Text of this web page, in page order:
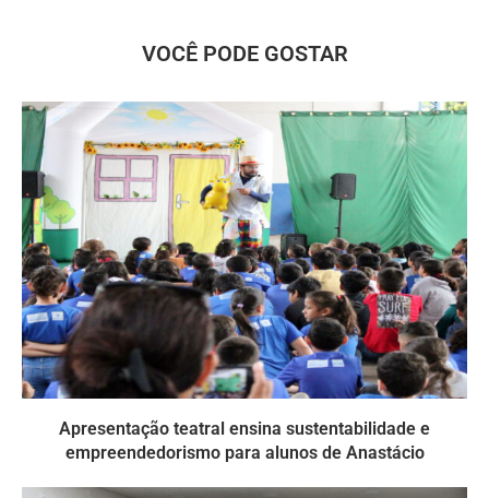
VOCÊ PODE GOSTAR
Apresentação teatral ensina sustentabilidade e
empreendedorismo para alunos de Anastácio